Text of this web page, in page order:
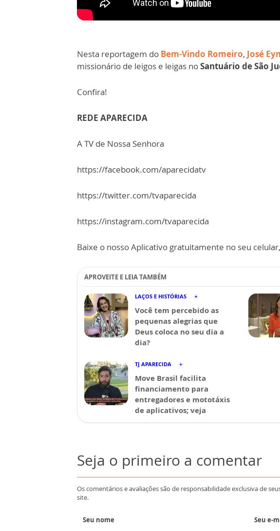
Nesta reportagem do Bem-Vindo Romeiro, José
missionário de leigos e leigas noSantuário de São
Confira!
REDE APARECIDA
A TV de Nossa Senhora
https://facebook.com/aparecidatv
https://twitter.com/tvaparecida
https://instagram.com/tvaparecida
Baixe o nosso Aplicativo gratuitamente no seu
APROVEITE E LEIA TAMBÉM
LAÇOS E HISTÓRIAS
Você tem percebido as
pequenas alegrias que
Deus coloca no seu dia a
dia?
TJ APARECIDA
Move Brasil facilita
financiamento para
entregadores e mototáxis
de aplicativos; veja
Seja o primeiro a comentar
Os comentários e avaliações são de responsabilidade exclusiva de
site.
Seu nome Seu e-